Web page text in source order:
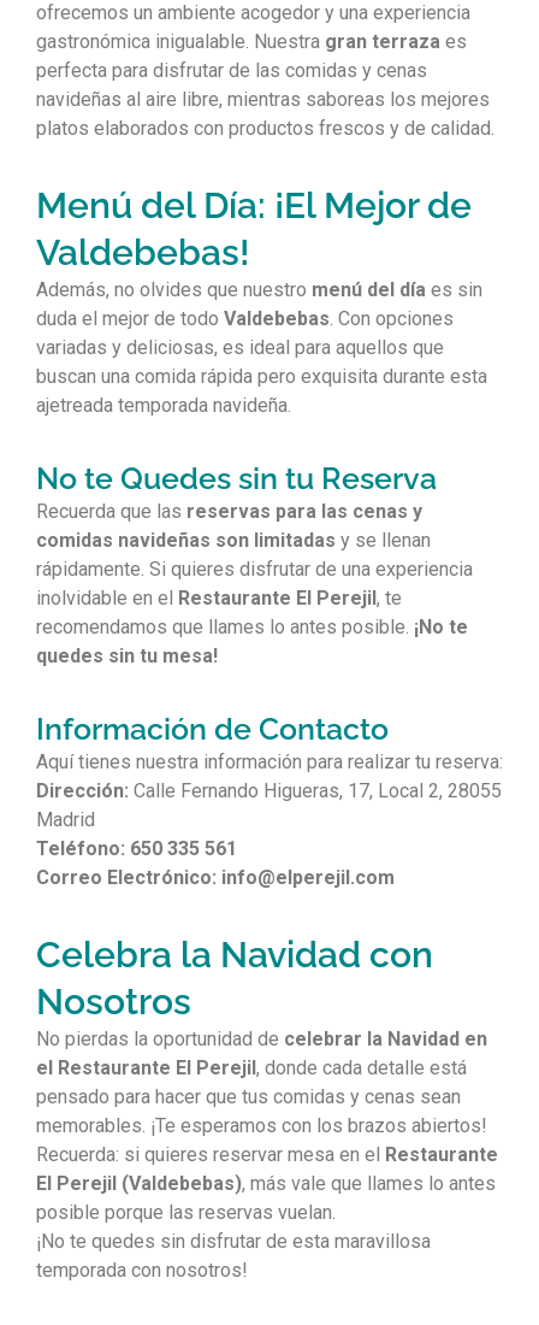
ofrecemos un ambiente acogedor y una experiencia
gastronómica inigualable. Nuestra gran terraza es
perfecta para disfrutar de las comidas y cenas
navideñas al aire libre, mientras saboreas los mejores
platos elaborados con productos frescos y de calidad.
Menú del Día: ¡El Mejor de
Valdebebas!
Además, no olvides que nuestro menú del día es sin
duda el mejor de todo Valdebebas. Con opciones
variadas y deliciosas, es ideal para aquellos que
buscan una comida rápida pero exquisita durante esta
ajetreada temporada navideña.
No te Quedes sin tu Reserva
Recuerda que las reservas para las cenas y
comidas navideñas son limitadas y se llenan
rápidamente. Si quieres disfrutar de una experiencia
inolvidable en el Restaurante El Perejil, te
recomendamos que llames lo antes posible. ¡No te
quedes sin tu mesa!
Información de Contacto
Aquí tienes nuestra información para realizar tu reserva:
Dirección: Calle Fernando Higueras, 17, Local 2, 28055
Madrid
Teléfono: 650 335 561
Correo Electrónico: info@elperejil.com
Celebra la Navidad con
Nosotros
No pierdas la oportunidad de celebrar la Navidad en
el Restaurante El Perejil, donde cada detalle está
pensado para hacer que tus comidas y cenas sean
memorables. ¡Te esperamos con los brazos abiertos!
Recuerda: si quieres reservar mesa en el Restaurante
El Perejil (Valdebebas), más vale que llames lo antes
posible porque las reservas vuelan.
¡No te quedes sin disfrutar de esta maravillosa
temporada con nosotros!